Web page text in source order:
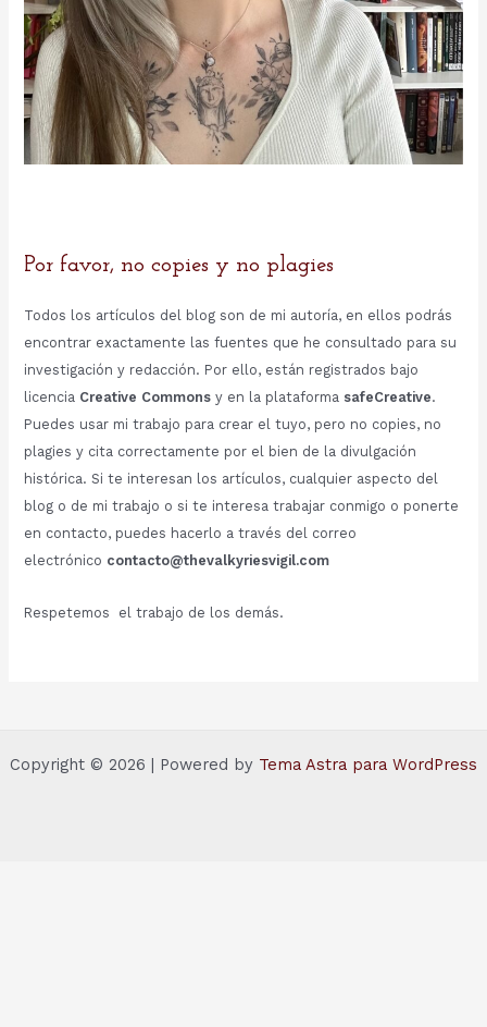
Por favor, no copies y no plagies
Todos los artículos del blog son de mi autoría, en ellos podrás
encontrar exactamente las fuentes que he consultado para su
investigación y redacción. Por ello, están registrados bajo
licencia Creative Commonsy en la plataforma safeCreative.
Puedes usar mi trabajo para crear el tuyo, pero no copies, no
plagies y cita correctamente por el bien de la divulgación
histórica. Si te interesan los artículos, cualquier aspecto del
blog o de mi trabajo o si te interesa trabajar conmigo o ponerte
en contacto, puedes hacerlo a través del correo
electrónico contacto@thevalkyriesvigil.com
Respetemos el trabajo de los demás.
Copyright © 2026 | Powered by Tema Astra para WordPress